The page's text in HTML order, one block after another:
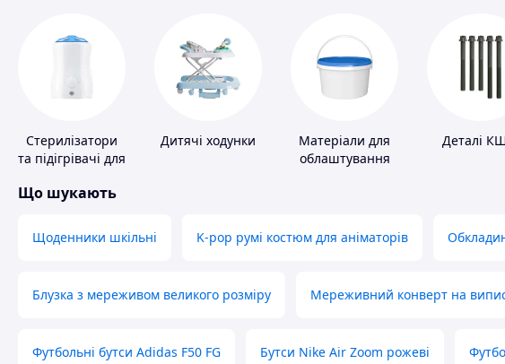
Стерилізатори
та підігрівачі для
харчування
Дитячі ходунки
Матеріали для
облаштування
Деталі
Що шукають
Щоденники шкільні K-pop румі костюм для аніматорів
Блузка з мереживом великого розміру Мереживний конверт на
Футбольні бутси Adidas F50 FG Бутси Nike Air Zoom рожеві